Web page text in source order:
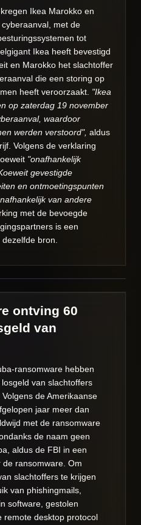
Ikea Marokko en
met de
tot
Ikea heeft bevestigd
en Marokko het slachtoffer
die een storing op
heeft veroorzaakt. "Ikea
op zaterdag 19 november
waardoor
werden verstoord", aldus
Volgens de verklaring
"onafhankelijk
gevestigde
en ontmoetingspunten
van andere
met de bevoegde
is een
bron.
ontving 60
van
ransomware hebben
van slachtoffers
de Amerikaanse
jaar meer dan
met de ransomware
de naam geen
aldus de FBI in een
de ransomware. Om
slachtoffers te krijgen
van phishingmails,
software, gestolen
remote desktop protocol